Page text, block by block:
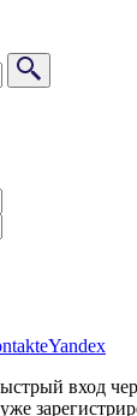
Yandex
вход